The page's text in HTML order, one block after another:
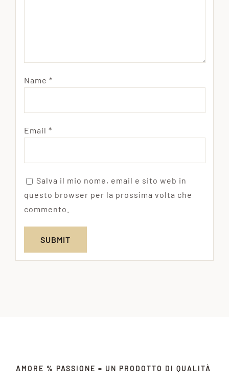
Name *
Email *
Salva il mio nome, email e sito web in
questo browser per la prossima volta che
commento.
AMORE % PASSIONE = UN PRODOTTO DI QUALITÀ